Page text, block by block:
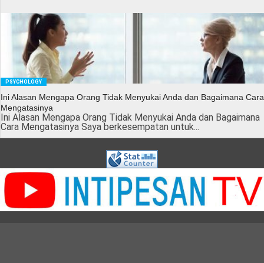
PSYCHOLOGY
Ini Alasan Mengapa Orang Tidak Menyukai Anda dan Bagaimana Cara
Mengatasinya
Ini Alasan Mengapa Orang Tidak Menyukai Anda dan Bagaimana
Cara Mengatasinya Saya berkesempatan untuk...